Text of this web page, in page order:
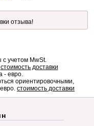
отзыва!
учетом MwSt.
стоимость доставки
- евро.
ориентировочными,
стоимость доставки